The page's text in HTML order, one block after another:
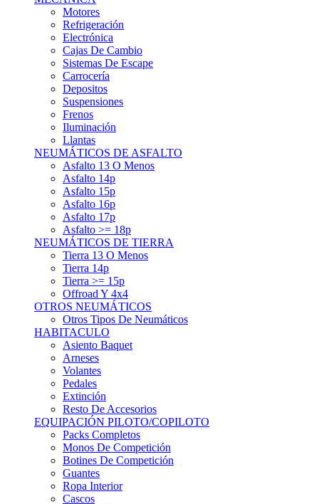
Refrigeración
Electrónica
Cajas De Cambio
Sistemas De Escape
Carrocería
Depositos
Suspensiones
Frenos
Iluminación
Llantas
NEUMÁTICOS DE ASFALTO
Asfalto 13 O Menos
Asfalto 14p
Asfalto 15p
Asfalto 16p
Asfalto 17p
Asfalto >= 18p
NEUMÁTICOS DE TIERRA
Tierra 13 O Menos
Tierra 14p
Tierra >= 15p
Offroad Y 4x4
OTROS NEUMÁTICOS
Otros Tipos De Neumáticos
HABITACULO
Asiento Baquet
Arneses
Volantes
Pedales
Extinción
Resto De Accesorios
EQUIPACIÓN PILOTO/COPILOTO
Packs Completos
Monos De Competición
Botines De Competición
Guantes
Ropa Interior
Cascos
Sistemas Hans